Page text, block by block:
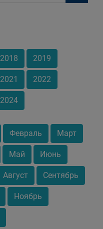
2018 2019
2021 2022
2024
Февраль Март
Май Июнь
Август Сентябрь
Ноябрь